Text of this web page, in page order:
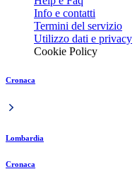
Info e contatti
Termini del servizio
Utilizzo dati e privacy
Cookie Policy
Cronaca
Lombardia
Cronaca